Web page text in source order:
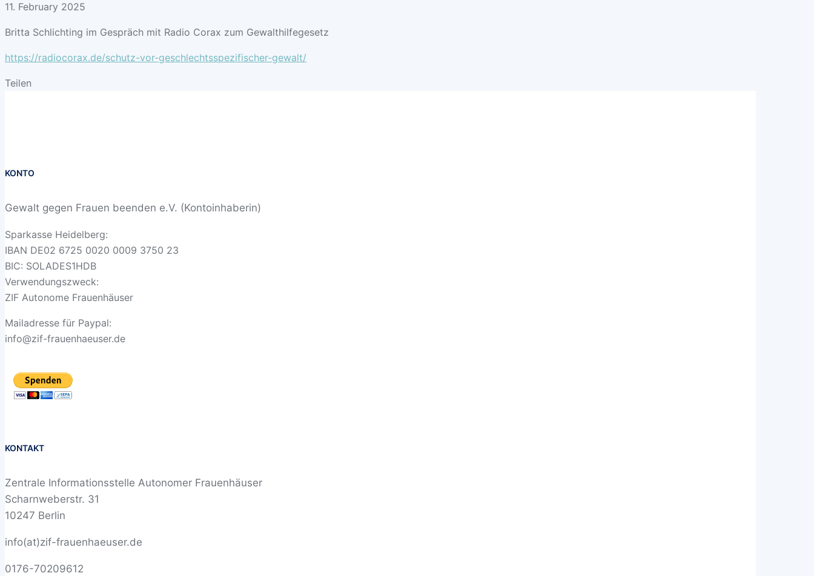
11. February 2025
Britta Schlichting im Gespräch mit Radio Corax zum Gewalthilfegesetz
https://radiocorax.de/schutz-vor-geschlechtsspezifischer-gewalt/
Teilen
KONTO
Gewalt gegen Frauen beenden e.V. (Kontoinhaberin)
Sparkasse Heidelberg:
IBAN DE02 6725 0020 0009 3750 23
BIC: SOLADES1HDB
Verwendungszweck:
ZIF Autonome Frauenhäuser
Mailadresse für Paypal:
info@zif-frauenhaeuser.de
KONTAKT
Zentrale Informationsstelle Autonomer Frauenhäuser
Scharnweberstr. 31
10247 Berlin
info(at)zif-frauenhaeuser.de
0176-70209612